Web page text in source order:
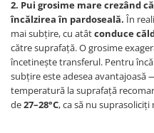
2. Pui grosime mare crezând
încălzirea în pardoseală. În
mai subțire, cu atâtconduce
către suprafață. O grosime
încetinește transferul. Pentru
subțire este adesea
temperatură la suprafață
de27–28°C, ca să nu